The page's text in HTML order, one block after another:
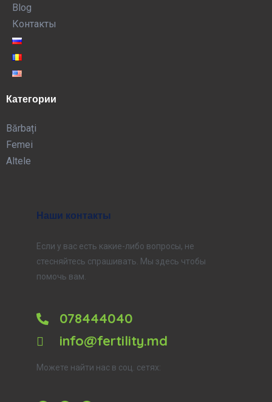
Blog
Контакты
Категории
Bărbați
Femei
Altele
Наши контакты
Если у вас есть какие-либо вопросы, не
стесняйтесь спрашивать. Мы здесь чтобы
помочь вам.
078444040
info@fertility.md
Можете найти нас в соц. сетях: